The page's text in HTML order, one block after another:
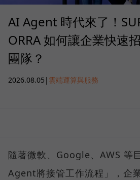
AI Agent 時代來了！
ORRA 如何讓企業快速
團隊？
2026.08.05 | 雲端運算與服務
隨著微軟、Google、AWS 等
Agent將接管工作流程」，企